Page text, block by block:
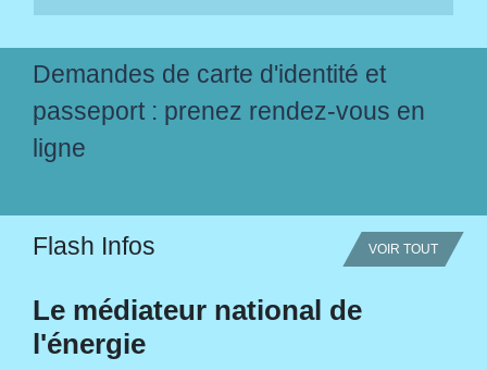
Demandes de carte d'identité et
passeport : prenez rendez-vous en
ligne
Flash Infos VOIR TOUT
Le médiateur national de
l'énergie